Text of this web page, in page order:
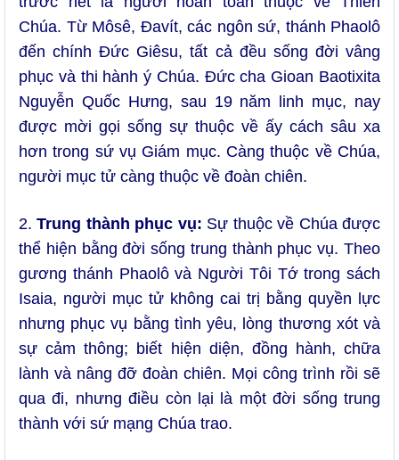
Chúa. Từ Môsê, Đavít, các ngôn sứ, thánh Phaolô
đến chính Đức Giêsu, tất cả đều sống đời vâng
phục và thi hành ý Chúa. Đức cha Gioan Baotixita
Nguyễn Quốc Hưng, sau 19 năm linh mục, nay
được mời gọi sống sự thuộc về ấy cách sâu xa
hơn trong sứ vụ Giám mục. Càng thuộc về Chúa,
người mục tử càng thuộc về đoàn chiên.
2.Trung thành phục vụ: Sự thuộc về Chúa được
thể hiện bằng đời sống trung thành phục vụ. Theo
gương thánh Phaolô và Người Tôi Tớ trong sách
Isaia, người mục tử không cai trị bằng quyền lực
nhưng phục vụ bằng tình yêu, lòng thương xót và
sự cảm thông; biết hiện diện, đồng hành, chữa
lành và nâng đỡ đoàn chiên. Mọi công trình rồi sẽ
qua đi, nhưng điều còn lại là một đời sống trung
thành với sứ mạng Chúa trao.